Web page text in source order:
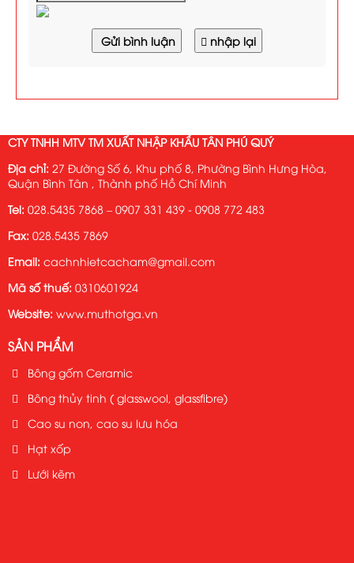
Gửi bình luận nhập lại
CTY TNHH MTV TM XUẤT NHẬP KHẨU TÂN PHÚ QUÝ
Địa chỉ: 27 Đường Số 6, Khu phố 8, Phường Bình Hưng Hòa,
Quận Bình Tân , Thành phố Hồ Chí Minh
Tel: 028.5435 7868 – 0907 331 439 - 0908 772 483
Fax: 028.5435 7869
Email: cachnhietcacham@gmail.com
Mã số thuế: 0310601924
Website: www.muthotga.vn
SẢN PHẨM
Bông gốm Ceramic
Bông thủy tinh ( glasswool, glassfibre)
Cao su non, cao su lưu hóa
Hạt xốp
Lưới kẽm